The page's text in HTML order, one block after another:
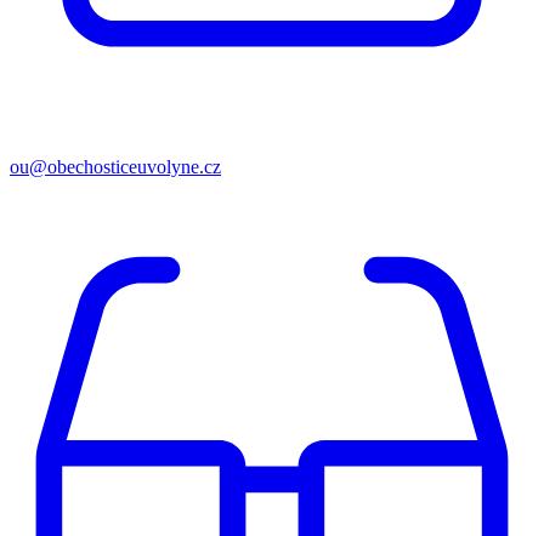
ou@obechosticeuvolyne.cz